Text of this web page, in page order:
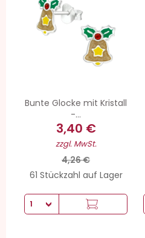
Bunte Glocke mit Kristall
-...
3,40 €
zzgl. MwSt.
4,26 €
61 Stückzahl auf Lager